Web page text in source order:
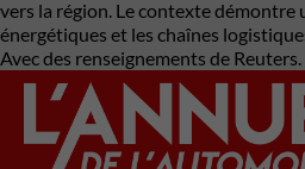
vers la région. Le contexte
énergétiques et les chaînes
Avec des renseignements de Reuters.